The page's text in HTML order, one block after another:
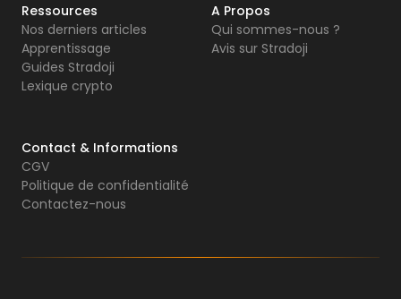
Ressources
Nos derniers articles
Apprentissage
Guides Stradoji
Lexique crypto
A Propos
Qui sommes-nous ?
Avis sur Stradoji
Contact & Informations
CGV
Politique de confidentialité
Contactez-nous